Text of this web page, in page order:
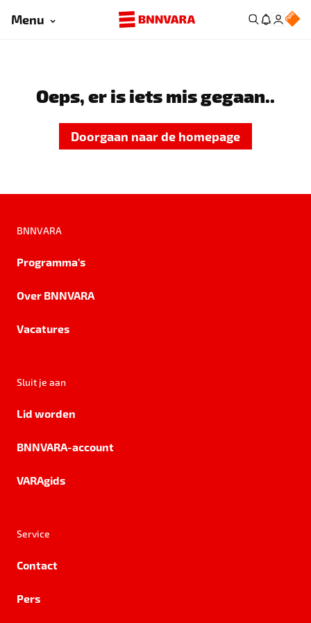
Menu
Oeps, er is iets mis gegaan..
Doorgaan naar de homepage
BNNVARA
Programma's
Over BNNVARA
Vacatures
Sluit je aan
Lid worden
BNNVARA-account
VARAgids
Service
Contact
Pers